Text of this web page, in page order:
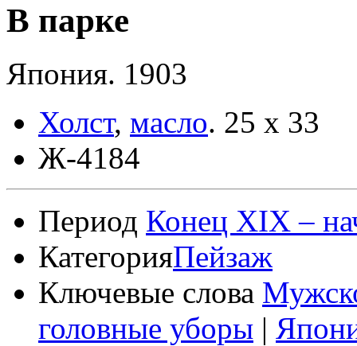
В парке
Япония. 1903
Холст, масло. 25 x 33
Ж-4184
Период Конец XIX –
КатегорияПейзаж
Ключевые слова
головные уборы |